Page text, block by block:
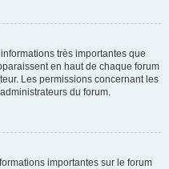
très importantes que
en haut de chaque forum
Les permissions concernant les
du forum.
importantes sur le forum